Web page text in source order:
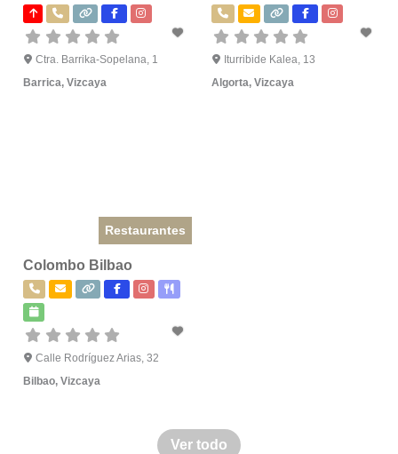
Ctra. Barrika-Sopelana, 1
Barrica, Vizcaya
Iturribide Kalea, 13
Algorta,Vizcaya
Restaurantes
Colombo Bilbao
Calle Rodríguez Arias, 32
Bilbao, Vizcaya
Ver todo